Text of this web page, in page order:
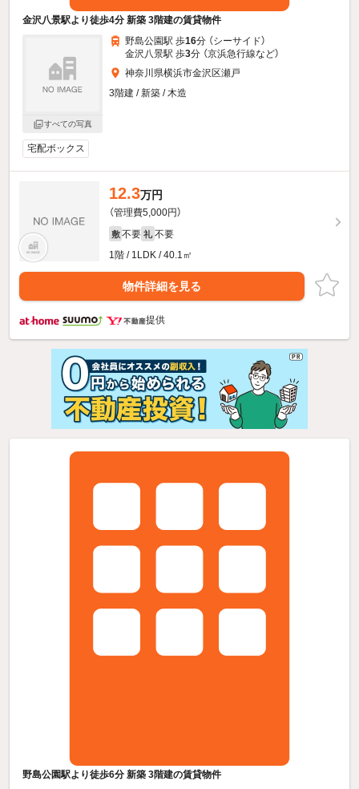
金沢八景駅より徒歩4分 新築 3階建の賃貸物件
すべての写真
野島公園駅 歩16分 （シーサイド）
金沢八景駅 歩3分 （京浜急行線など）
神奈川県横浜市金沢区瀬戸
3階建 / 新築 / 木造
宅配ボックス
12.3万円
（管理費5,000円）
敷 不要 礼 不要
1階 / 1LDK / 40.1㎡
物件詳細を見る
提供
野島公園駅より徒歩6分 新築 3階建の賃貸物件